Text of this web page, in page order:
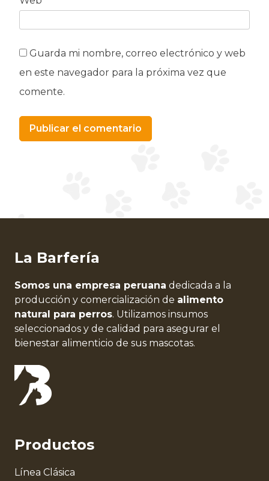
Guarda mi nombre, correo electrónico y web
en este navegador para la próxima vez que
comente.
La Barfería
Somos una empresa peruana dedicada a la
producción y comercialización de alimento
natural para perros. Utilizamos insumos
seleccionados y de calidad para asegurar el
bienestar alimenticio de sus mascotas.
Productos
Línea Clásica